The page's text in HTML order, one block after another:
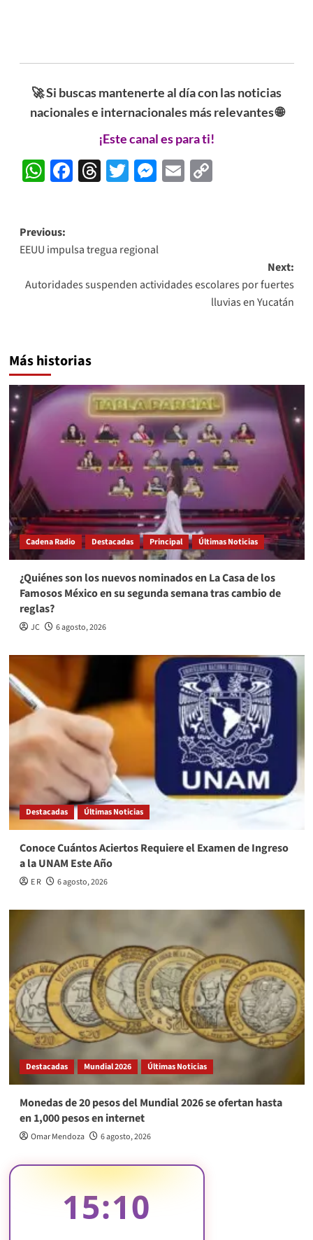
🚀 Si buscas mantenerte al día con las noticias
nacionales e internacionales más relevantes 🌐
¡Este canal es para ti!
WhatsApp
Facebook
Threads
Twitter
Messenger
EmailCopy
Post
navigation
Previous:
EEUU impulsa tregua regional
Next:
Autoridades suspenden actividades escolares por fuertes
lluvias en Yucatán
Más historias
Cadena Radio Destacadas Principal Últimas Noticias
¿Quiénes son los nuevos nominados en La Casa de los
Famosos México en su segunda semana tras cambio de
reglas?
JC 6 agosto, 2026
Destacadas Últimas Noticias
Conoce Cuántos Aciertos Requiere el Examen de Ingreso
a la UNAM Este Año
E R 6 agosto, 2026
Destacadas Mundial 2026 Últimas Noticias
Monedas de 20 pesos del Mundial 2026 se ofertan hasta
en 1,000 pesos en internet
Omar Mendoza 6 agosto, 2026
15:10